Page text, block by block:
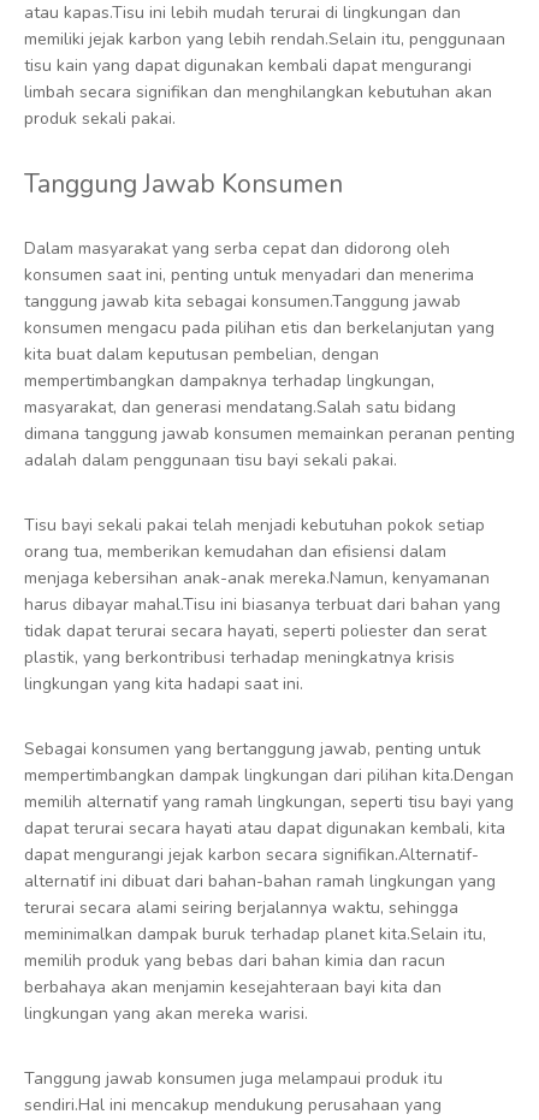
atau kapas.Tisu ini lebih mudah terurai di lingkungan dan
memiliki jejak karbon yang lebih rendah.Selain itu, penggunaan
tisu kain yang dapat digunakan kembali dapat mengurangi
limbah secara signifikan dan menghilangkan kebutuhan akan
produk sekali pakai.
Tanggung Jawab Konsumen
Dalam masyarakat yang serba cepat dan didorong oleh
konsumen saat ini, penting untuk menyadari dan menerima
tanggung jawab kita sebagai konsumen.Tanggung jawab
konsumen mengacu pada pilihan etis dan berkelanjutan yang
kita buat dalam keputusan pembelian, dengan
mempertimbangkan dampaknya terhadap lingkungan,
masyarakat, dan generasi mendatang.Salah satu bidang
dimana tanggung jawab konsumen memainkan peranan penting
adalah dalam penggunaan tisu bayi sekali pakai.
Tisu bayi sekali pakai telah menjadi kebutuhan pokok setiap
orang tua, memberikan kemudahan dan efisiensi dalam
menjaga kebersihan anak-anak mereka.Namun, kenyamanan
harus dibayar mahal.Tisu ini biasanya terbuat dari bahan yang
tidak dapat terurai secara hayati, seperti poliester dan serat
plastik, yang berkontribusi terhadap meningkatnya krisis
lingkungan yang kita hadapi saat ini.
Sebagai konsumen yang bertanggung jawab, penting untuk
mempertimbangkan dampak lingkungan dari pilihan kita.Dengan
memilih alternatif yang ramah lingkungan, seperti tisu bayi yang
dapat terurai secara hayati atau dapat digunakan kembali, kita
dapat mengurangi jejak karbon secara signifikan.Alternatif-
alternatif ini dibuat dari bahan-bahan ramah lingkungan yang
terurai secara alami seiring berjalannya waktu, sehingga
meminimalkan dampak buruk terhadap planet kita.Selain itu,
memilih produk yang bebas dari bahan kimia dan racun
berbahaya akan menjamin kesejahteraan bayi kita dan
lingkungan yang akan mereka warisi.
Tanggung jawab konsumen juga melampaui produk itu
sendiri.Hal ini mencakup mendukung perusahaan yang